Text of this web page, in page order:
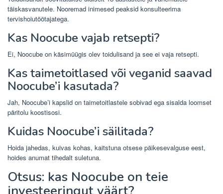
täiskasvanutele. Nooremad inimesed peaksid konsulteerima
tervishoiutöötajatega.
Kas Noocube vajab retsepti?
Ei, Noocube on käsimüügis olev toidulisand ja see ei vaja retsepti.
Kas taimetoitlased või veganid saavad
Noocube’i kasutada?
Jah, Noocube’i kapslid on taimetoitlastele sobivad ega sisalda loomset
päritolu koostisosi.
Kuidas Noocube’i säilitada?
Hoida jahedas, kuivas kohas, kaitstuna otsese päikesevalguse eest,
hoides anumat tihedalt suletuna.
Otsus: kas Noocube on teie